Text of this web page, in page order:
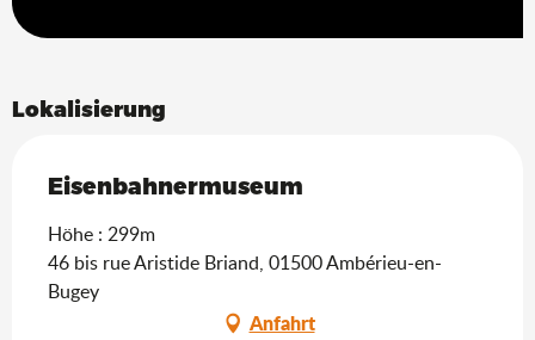
Lokalisierung
Eisenbahnermuseum
Höhe : 299m
46 bis rue Aristide Briand, 01500 Ambérieu-en-
Bugey
Anfahrt